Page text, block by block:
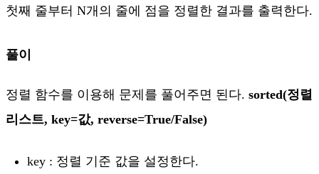
첫째 줄부터 N개의 줄에 점을 정렬한 결과를 출력한다.
풀이
정렬 함수를 이용해 문제를 풀어주면 된다. sorted(정렬
리스트, key=값, reverse=True/False)
key : 정렬 기준 값을 설정한다.